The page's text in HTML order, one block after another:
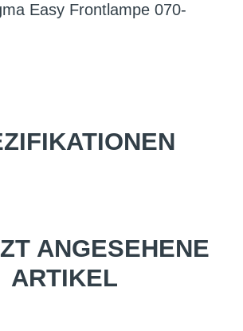
Easy Frontlampe 070-
ANGESEHENE
ARTIKEL